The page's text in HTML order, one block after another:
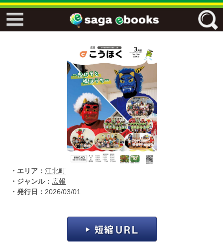
フリーワード
ジャンル
エリア
佐賀ワード
・エリア： 江北町
・ジャンル： 広報
・発行日： 2026/03/01
↓↓ ebooks専用本棚 ↓↓